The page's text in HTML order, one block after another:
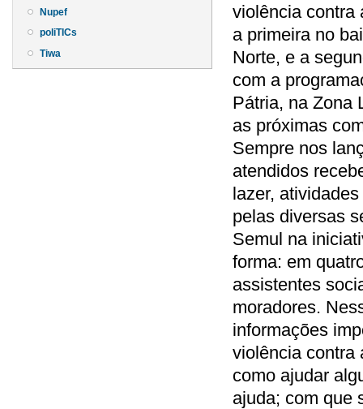
Nupef
poliTICs
Tiwa
violência contra
a primeira no
Norte, e a
com a
Pátria, na Zona
as próximas
Sempre nos
atendidos
lazer,
pelas diversas
Semul na
forma: em
assistentes
moradores.
informações
violência contra
como ajudar
ajuda; com que